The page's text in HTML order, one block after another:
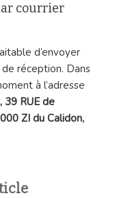
courrier
d’envoyer
réception. Dans
à l’adresse
39 RUE de
ZI du Calidon,